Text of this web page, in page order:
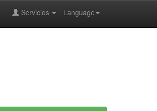
Language
Servicios